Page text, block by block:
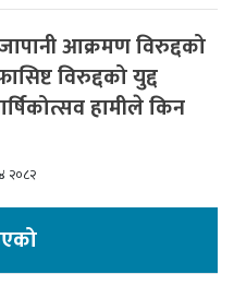
आक्रमण विरुद्दको
विरुद्दको युद्द
हामीले किन
२०८२